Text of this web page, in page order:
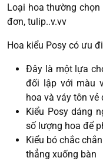
Loại hoa thường
đơn, tulip..v.vv
Hoa kiểu Posy có ưu
Đây là một lựa
đối lập với màu
hoa và váy tôn vẻ
Kiểu Posy dáng
số lượng hoa để
Kiểu bó chắc
thẳng xuống bàn